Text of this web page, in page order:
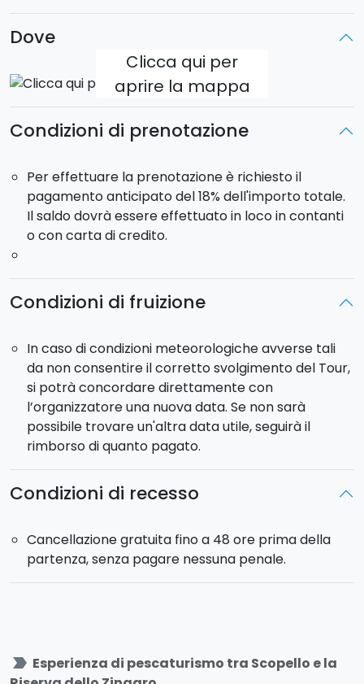
Dove
Clicca qui per
aprire la mappa
Condizioni di prenotazione
Per effettuare la prenotazione è richiesto il
pagamento anticipato del 18% dell'importo totale.
Il saldo dovrà essere effettuato in loco in contanti
o con carta di credito.
Condizioni di fruizione
In caso di condizioni meteorologiche avverse tali
da non consentire il corretto svolgimento del Tour,
si potrà concordare direttamente con
l’organizzatore una nuova data. Se non sarà
possibile trovare un'altra data utile, seguirà il
rimborso di quanto pagato.
Condizioni di recesso
Cancellazione gratuita fino a 48 ore prima della
partenza, senza pagare nessuna penale.
label_important Esperienza di pescaturismo tra Scopello e la